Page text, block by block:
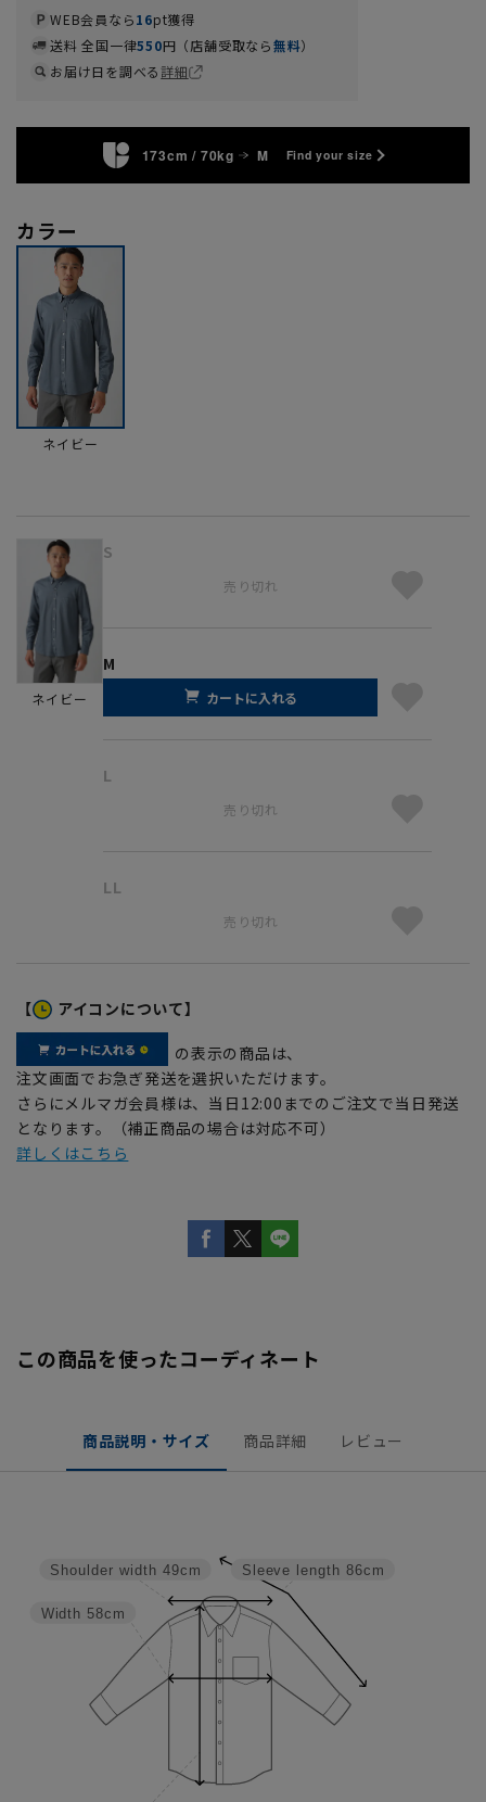
WEB会員なら16pt獲得
送料 全国一律550円（店舗受取なら無料）
お届け日を調べる詳細
173cm / 70kg M Find your size
カラー
ネイビー
ネイビー
S
売り切れ
M
カートに入れる
L
売り切れ
LL
売り切れ
【 アイコンについて】
の表示の商品は、
注文画面でお急ぎ発送を選択いただけます。
さらにメルマガ会員様は、当日12:00までのご注文で当日発送
となります。（補正商品の場合は対応不可）
詳しくはこちら
この商品を使ったコーディネート
商品説明・サイズ 商品詳細 レビュー
Sleeve length 86cm
Width 58cm
Shoulder width 49cm